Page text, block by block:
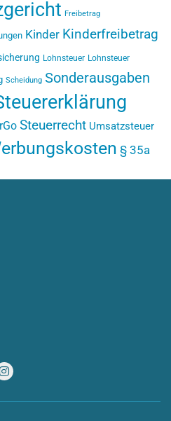
Freibetrag
Kinder Kinderfreibetrag
Lohnsteuer Lohnsteuer
Scheidung Sonderausgaben
Steuerrecht Umsatzsteuer
§ 35a
Instagram